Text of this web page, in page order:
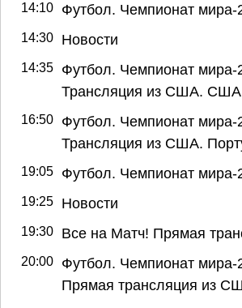
14:10 Футбол. Чемпионат мира-
14:30 Новости
14:35
Футбол. Чемпионат
Трансляция из США. США
16:50
Футбол. Чемпионат
Трансляция из США.
19:05 Футбол. Чемпионат мира-
19:25 Новости
19:30 Все на Матч! Прямая
20:00
Футбол. Чемпионат
Прямая трансляция из